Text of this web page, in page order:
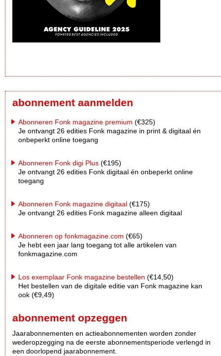
abonnement aanmelden
Abonneren Fonk magazine premium (€325)
Je ontvangt 26 edities Fonk magazine in print & digitaal én
onbeperkt online toegang
Abonneren Fonk digi Plus (€195)
Je ontvangt 26 edities Fonk digitaal én onbeperkt online
toegang
Abonneren Fonk magazine digitaal (€175)
Je ontvangt 26 edities Fonk magazine alleen digitaal
Abonneren op fonkmagazine.com (€65)
Je hebt een jaar lang toegang tot alle artikelen van
fonkmagazine.com
Los exemplaar Fonk magazine bestellen (€14,50)
Het bestellen van de digitale editie van Fonk magazine kan
ook (€9,49)
abonnement opzeggen
Jaarabonnementen en actieabonnementen worden zonder
wederopzegging na de eerste abonnementsperiode verlengd in
een doorlopend jaarabonnement.